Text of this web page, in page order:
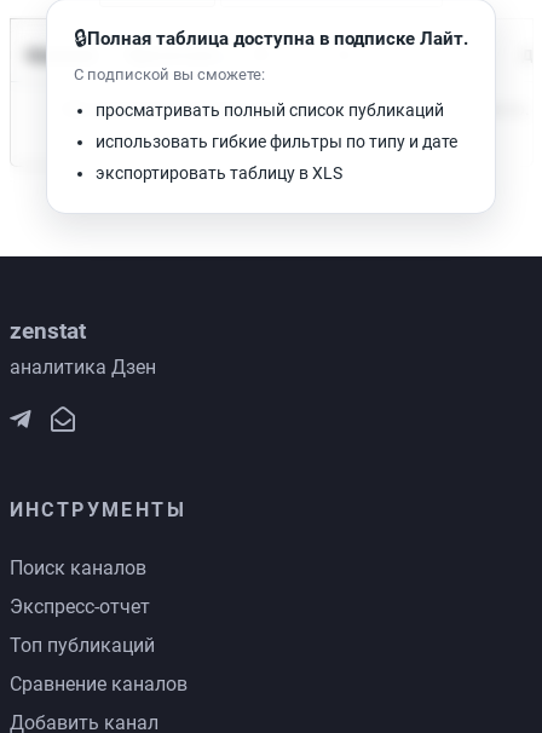
Время чтения
Нет доступных публикаций. Попробуйте изменить фильтр.
🔒Полная таблица доступна в подписке Лайт.
С подпиской вы сможете:
просматривать полный список публикаций
использовать гибкие фильтры по типу и дате
экспортировать таблицу в XLS
zenstat
аналитика Дзен
ИНСТРУМЕНТЫ
Поиск каналов
Экспресс-отчет
Топ публикаций
Сравнение каналов
Добавить канал